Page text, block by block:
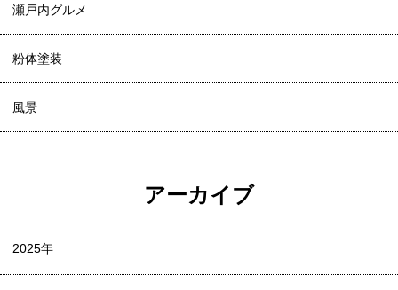
瀬戸内グルメ
粉体塗装
風景
アーカイブ
2025年